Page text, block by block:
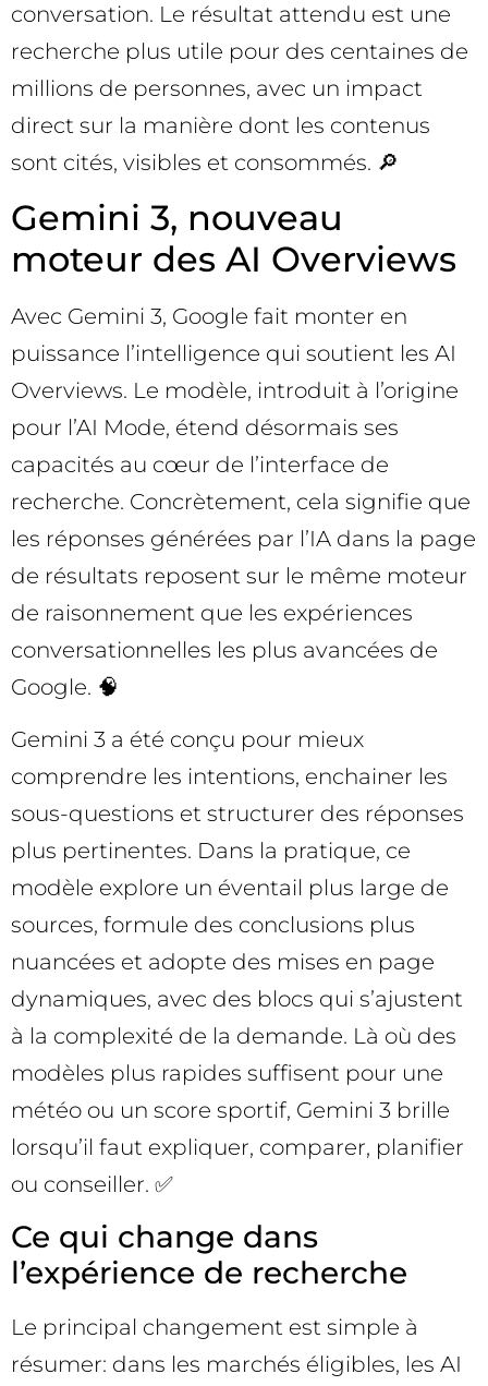
conversation. Le résultat attendu est une
recherche plus utile pour des centaines de
millions de personnes, avec un impact
direct sur la manière dont les contenus
sont cités, visibles et consommés. 🔎
Gemini 3, nouveau
moteur des AI Overviews
Avec Gemini 3, Google fait monter en
puissance l’intelligence qui soutient les AI
Overviews. Le modèle, introduit à l’origine
pour l’AI Mode, étend désormais ses
capacités au cœur de l’interface de
recherche. Concrètement, cela signifie que
les réponses générées par l’IA dans la page
de résultats reposent sur le même moteur
de raisonnement que les expériences
conversationnelles les plus avancées de
Google. 🧠
Gemini 3 a été conçu pour mieux
comprendre les intentions, enchainer les
sous-questions et structurer des réponses
plus pertinentes. Dans la pratique, ce
modèle explore un éventail plus large de
sources, formule des conclusions plus
nuancées et adopte des mises en page
dynamiques, avec des blocs qui s’ajustent
à la complexité de la demande. Là où des
modèles plus rapides suffisent pour une
météo ou un score sportif, Gemini 3 brille
lorsqu’il faut expliquer, comparer, planifier
ou conseiller. ✅
Ce qui change dans
l’expérience de recherche
Le principal changement est simple à
résumer: dans les marchés éligibles, les AI